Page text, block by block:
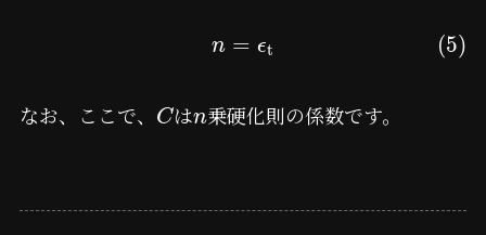
n = ϵt (5)
なお、ここで、 Cはn乗硬化則の係数です。